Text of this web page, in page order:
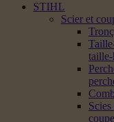
STIHL
Scier et
taille-